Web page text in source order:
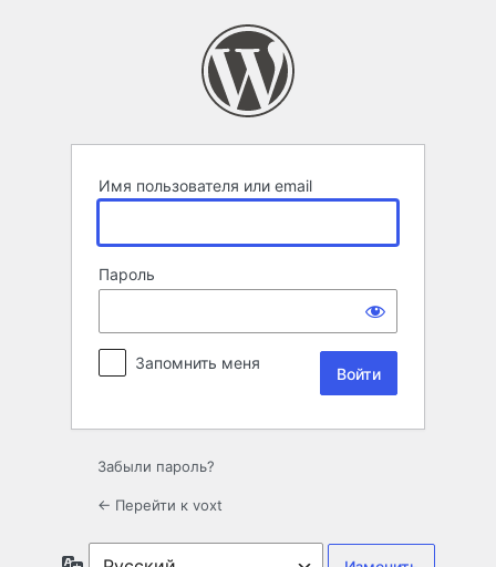
Имя пользователя или email
Пароль
Запомнить меня
Забыли пароль?
← Перейти к voxt